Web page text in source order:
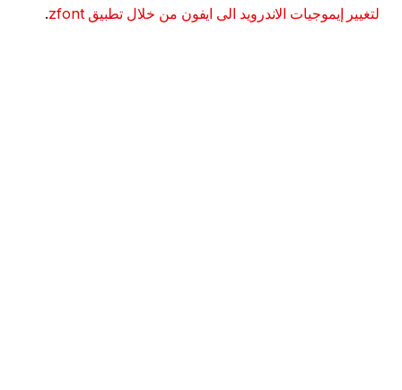
لتغيير إيموجيات الاندرويد الى ايفون من خلال تطبيق zfont
.